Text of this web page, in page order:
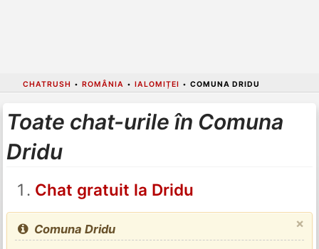
CHATRUSH • ROMÂNIA • IALOMIȚEI • COMUNA DRIDU
Toate chat-urile în Comuna
Dridu
Chat gratuit la Dridu
×
Comuna Dridu